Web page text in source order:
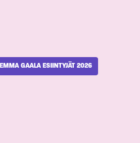
EMMA GAALA ESIINTYJÄT 2026